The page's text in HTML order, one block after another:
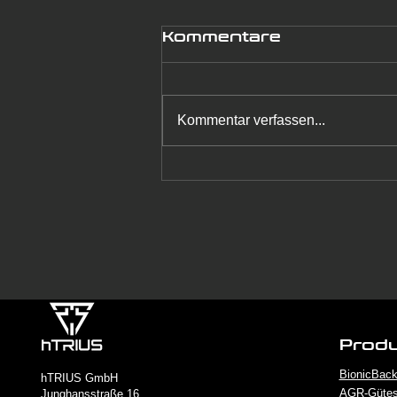
Kommentare
Kommentar verfassen...
hTRIUS GmbH
Junghansstraße 16
AGR-